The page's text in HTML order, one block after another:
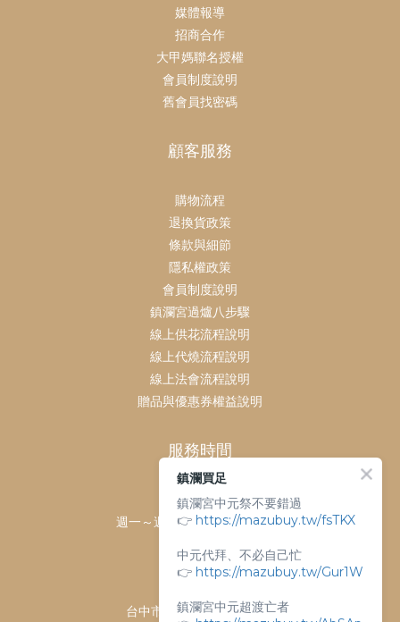
媒體報導
招商合作
大甲媽聯名授權
會員制度說明
舊會員找密碼
顧客服務
購物流程
退換貨政策
條款與細節
隱私權政策
會員制度說明
鎮瀾宮過爐八步驟
線上供花流程說明
線上代燒流程說明
線上法會流程說明
贈品與優惠券權益說明
服務時間
客服時間：
週一～週日 上午9點～下午6點
04-26763688
台中市大甲區順天路238號
鎮瀾買足
鎮瀾宮中元祭不要錯過
👉 https://mazubuy.tw/fsTKX
中元代拜、不必自己忙
👉 https://mazubuy.tw/Gur1W
鎮瀾宮中元超渡亡者